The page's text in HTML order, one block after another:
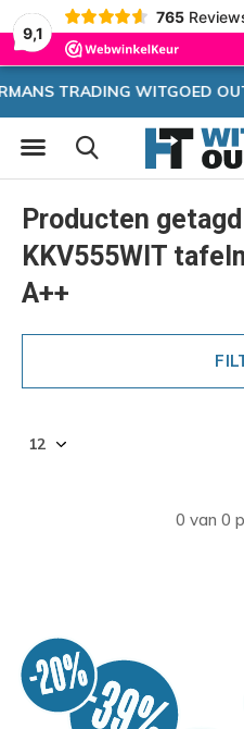
9,1
765
Producten
KKV555WIT
A++
0 van 0